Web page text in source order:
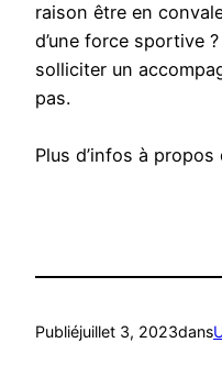
raison être en
d’une force sportive
solliciter un
pas.
Plus d’infos à propos
Publiéjuillet 3, 2023dans